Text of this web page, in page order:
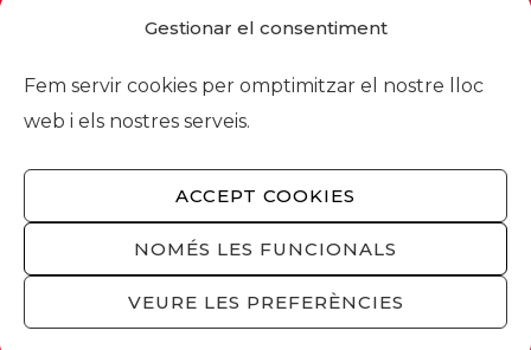
Gestionar el consentiment
Fem servir cookies per omptimitzar el nostre lloc
web i els nostres serveis.
ACCEPT COOKIES
NOMÉS LES FUNCIONALS
VEURE LES PREFERÈNCIES
foment@foment.com
© 2026 - Foment del Treball Nacional
Nosaltres
privacitat/ Política cookies/Privacitat
xarxes socials